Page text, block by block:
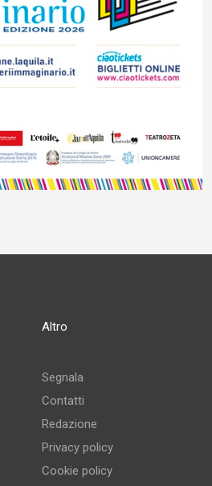
Altro
Segnala
Contatti
Redazione
Privacy policy
Cookie policy